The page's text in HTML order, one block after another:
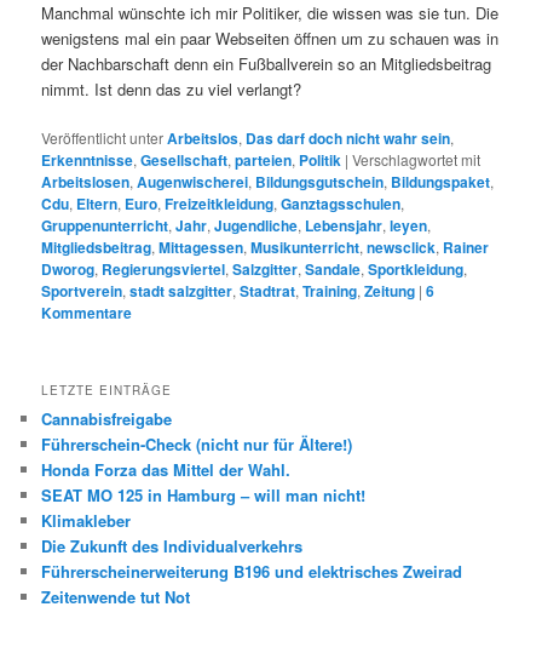
Manchmal wünschte ich mir Politiker, die wissen was sie tun. Die
wenigstens mal ein paar Webseiten öffnen um zu schauen was in
der Nachbarschaft denn ein Fußballverein so an Mitgliedsbeitrag
nimmt. Ist denn das zu viel verlangt?
Veröffentlicht unterArbeitslos, Das darf doch nicht wahr sein,
Erkenntnisse,Gesellschaft,parteien, Politik |Verschlagwortet mit
Arbeitslosen,Augenwischerei, Bildungsgutschein, Bildungspaket,
Cdu, Eltern, Euro,Freizeitkleidung,Ganztagsschulen,
Gruppenunterricht,Jahr,Jugendliche, Lebensjahr,leyen,
Mitgliedsbeitrag,Mittagessen,Musikunterricht,newsclick, Rainer
Dworog, Regierungsviertel,Salzgitter,Sandale,Sportkleidung,
Sportverein,stadt salzgitter,Stadtrat,Training,Zeitung |6
Kommentare
LETZTE EINTRÄGE
Cannabisfreigabe
Führerschein-Check (nicht nur für Ältere!)
Honda Forza das Mittel der Wahl.
SEAT MO 125 in Hamburg – will man nicht!
Klimakleber
Die Zukunft des Individualverkehrs
Führerscheinerweiterung B196 und elektrisches Zweirad
Zeitenwende tut Not